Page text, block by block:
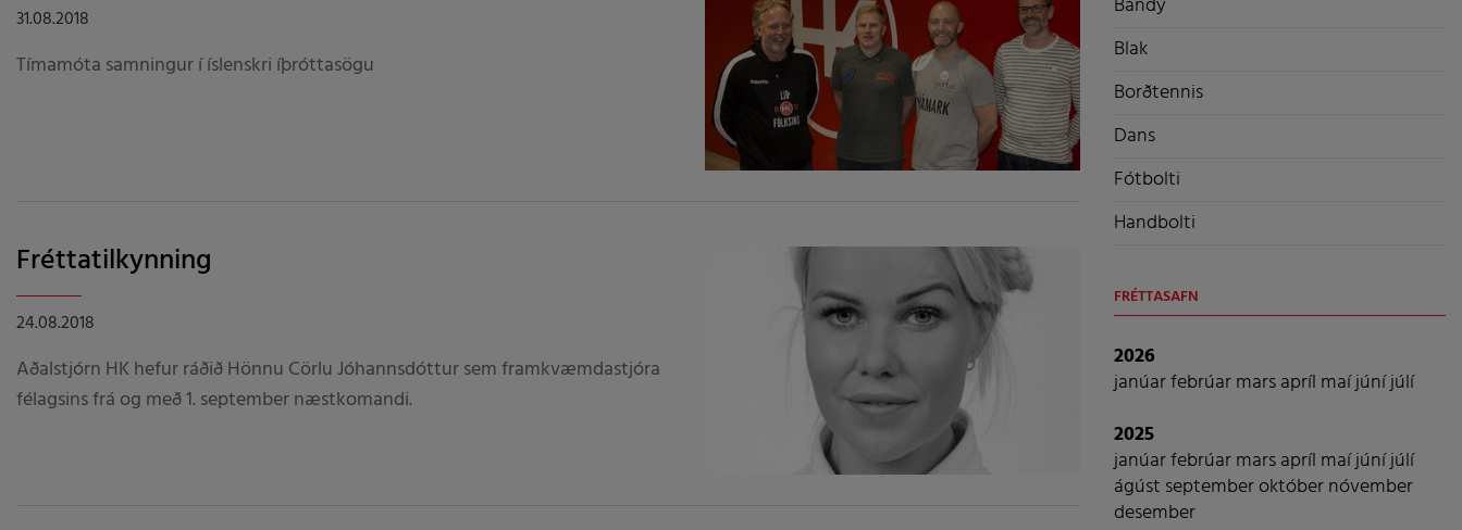
31.08.2018
Tímamóta samningur í íslenskri íþróttasögu
Fréttatilkynning
24.08.2018
Aðalstjórn HK hefur ráðið Hönnu Cörlu Jóhannsdóttur sem framkvæmdastjóra
félagsins frá og með 1. september næstkomandi.
Blak
Borðtennis
Dans
Fótbolti
Handbolti
FRÉTTASAFN
2026
janúarfebrúarmarsapríl maíjúníjúlí
2025
janúarfebrúarmarsapríl maíjúníjúlí
ágúst septemberoktóbernóvember
desember